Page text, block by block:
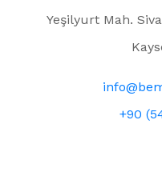
Yeşilyurt Mah.
+90